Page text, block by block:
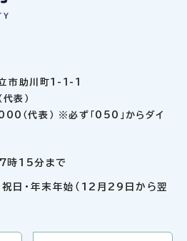
市助川町1-1-1
表）
代表） ※必ず「050」からダイ
時15分まで
祝日・年末年始（12月29日から翌